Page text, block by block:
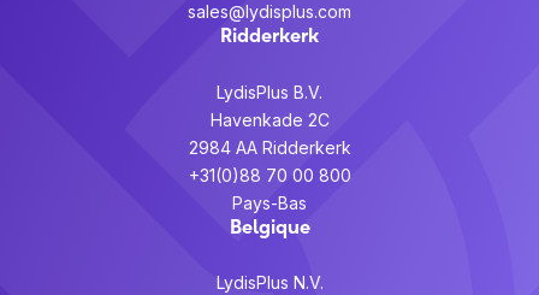
sales@lydisplus.com
Ridderkerk
LydisPlus B.V.
Havenkade 2C
2984 AA Ridderkerk
+31(0)88 70 00 800
Pays-Bas
Belgique
LydisPlus N.V.